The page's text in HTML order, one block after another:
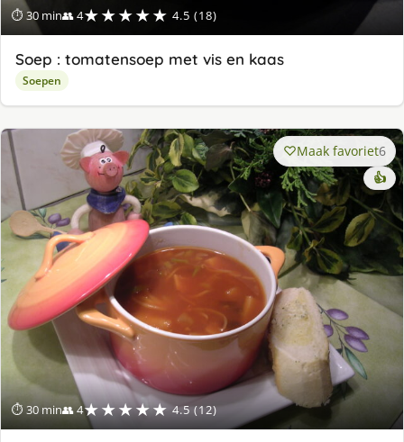
⏱ 30 min👥 4★★★★★ 4.5 (18)
Soep : tomatensoep met vis en kaas
Soepen
⏱ 30 min👥 4★★★★★ 4.5 (12)
Maak favoriet6
👍